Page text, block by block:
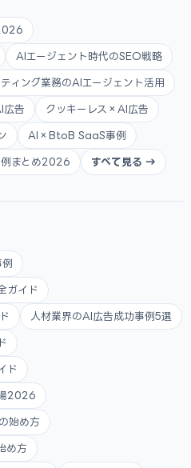
AIエージェント時代のSEO戦略
ィング業務のAIエージェント活用
広告 クッキーレス×AI広告
AI×BtoB SaaS事例
まとめ2026 すべて見る →
ガイド
人材業界のAI広告成功事例5選
ド
2026
始め方
め方